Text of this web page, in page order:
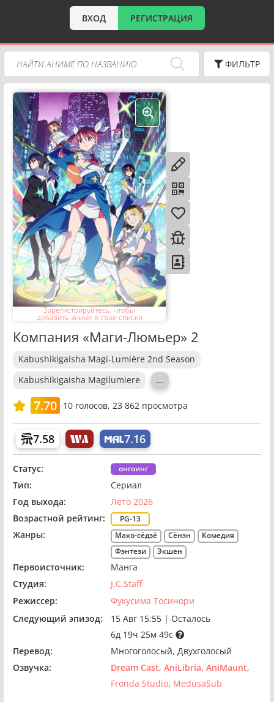
ВХОД РЕГИСТРАЦИЯ
ФИЛЬТР
Зарегистрируйтесь, чтобы
добавить аниме в свои списки
Компания «Маги-Люмьер» 2
Kabushikigaisha Magi-Lumière 2nd Season
Kabushikigaisha Magilumiere
…
7.70 10голосов, 23 862 просмотра
7.58 7.16
Статус: онгоинг
Тип:
Сериал
Год выхода:
Лето 2026
Возрастной рейтинг:
PG-13
Жанры: Махо-сёдзё Сёнэн
Комедия
Фэнтези
Экшен
Первоисточник:
Манга
Студия:
J.C.Staff
Режиссер:
Фукусима Тосинори
Следующий эпизод:
15 Авг 15:55 | Осталось
6д 19ч 25м 48с
Перевод:
Многоголосый Двухголосый
Озвучка:
Dream Cast AniLibria AniMaunt
Fronda Studio MedusaSub